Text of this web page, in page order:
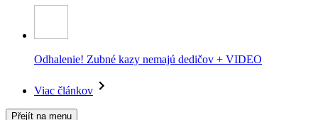
Odhalenie! Zubné kazy nemajú dedičov + VIDEO
Viac článkov
Přejít na menu